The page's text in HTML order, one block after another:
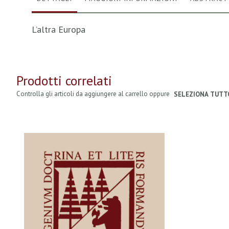
L’altra Europa
Prodotti correlati
Controlla gli articoli da aggiungere al carrello oppure SELEZIONA